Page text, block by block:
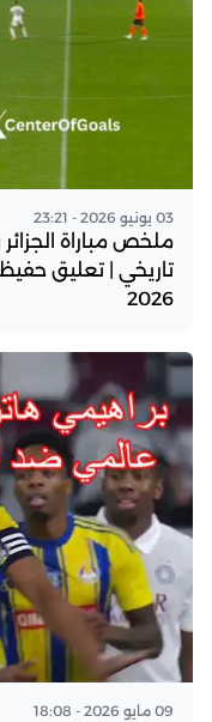
03 يونيو 2026 - 23:21
ملخص مباراة
تاريخي | تعليق
2026
09 مايو 2026 - 18:08